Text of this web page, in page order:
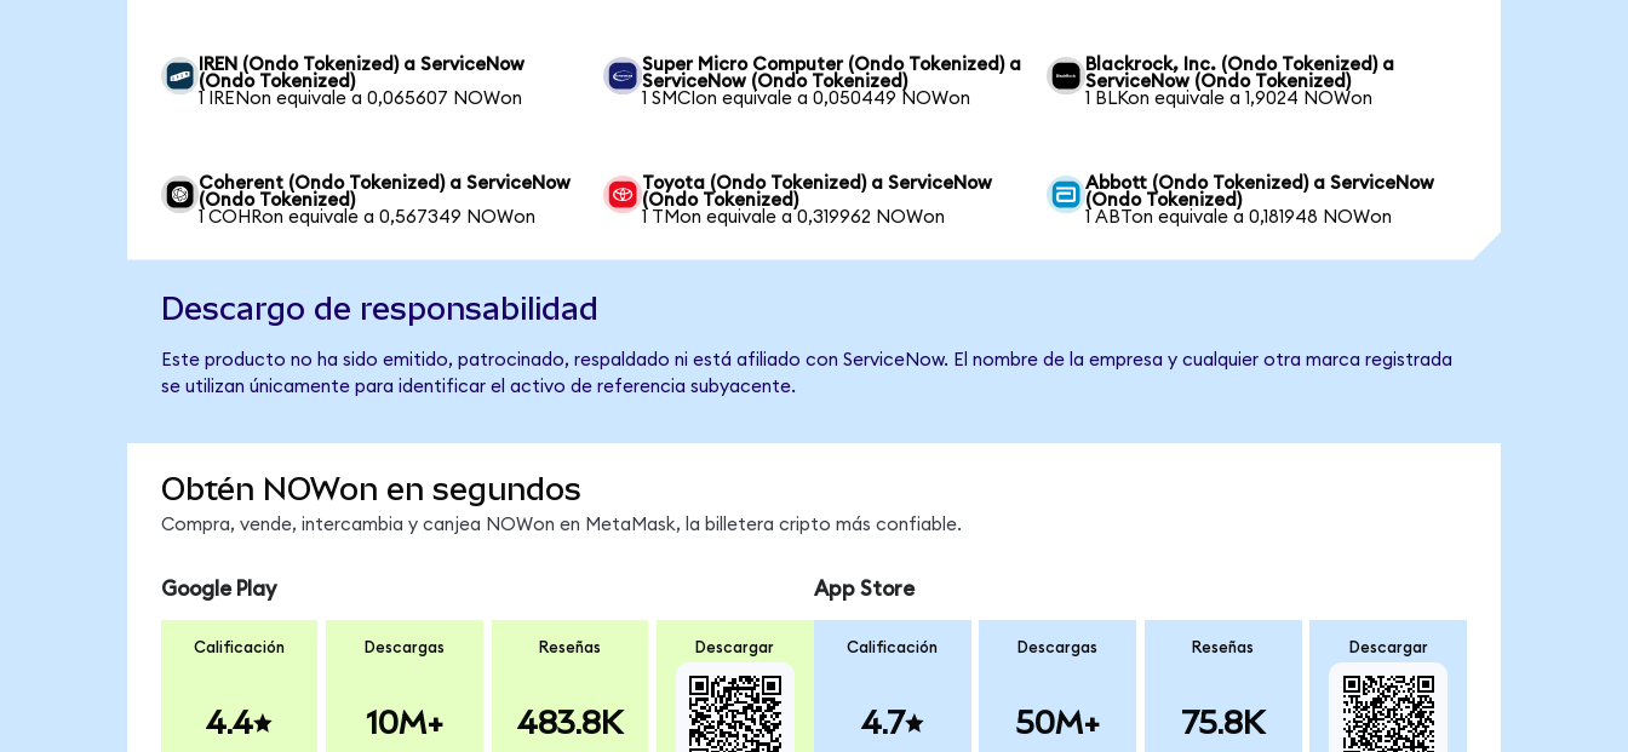
IREN (Ondo Tokenized) a ServiceNow
(Ondo Tokenized)
1 IRENon equivale a 0,065607 NOWon
Super Micro Computer (Ondo Tokenized) a
ServiceNow (Ondo Tokenized)
1 SMCIon equivale a 0,050449 NOWon
Blackrock, Inc. (Ondo Tokenized) a
ServiceNow (Ondo Tokenized)
1 BLKon equivale a 1,9024 NOWon
Coherent (Ondo Tokenized) a ServiceNow
(Ondo Tokenized)
1 COHRon equivale a 0,567349 NOWon
Toyota (Ondo Tokenized) a ServiceNow
(Ondo Tokenized)
1 TMon equivale a 0,319962 NOWon
Abbott (Ondo Tokenized) a ServiceNow
(Ondo Tokenized)
1 ABTon equivale a 0,181948 NOWon
Descargo de responsabilidad
Este producto no ha sido emitido, patrocinado, respaldado ni está afiliado con ServiceNow. El nombre de la empresa y cualquier otra marca registrada
se utilizan únicamente para identificar el activo de referencia subyacente.
Obtén NOWon en segundos
Compra, vende, intercambia y canjea NOWon en MetaMask, la billetera cripto más confiable.
Google Play
Calificación
4.4
Descargas
10M+
Reseñas
483.8K
Descargar
App Store
Calificación
4.7
Descargas
50M+
Reseñas
75.8K
Descargar